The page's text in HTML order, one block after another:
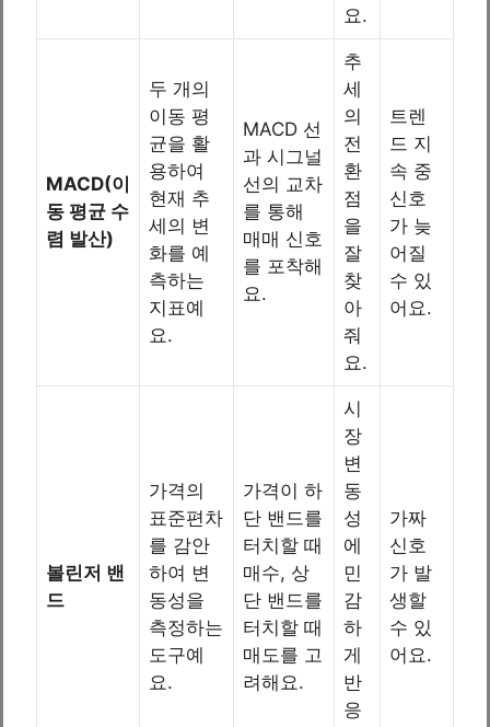
요.
MACD(이
동 평균 수
렴 발산)
두 개의
이동 평
균을 활
용하여
현재 추
세의 변
화를 예
측하는
지표예
요.
MACD 선
과 시그널
선의 교차
를 통해
매매 신호
를 포착해
요.
추
세
의
전
환
점
을
잘
찾
아
줘
요.
트렌
드 지
속 중
신호
가 늦
어질
수 있
어요.
볼린저 밴
드
가격의
표준편차
를 감안
하여 변
동성을
측정하는
도구예
요.
가격이 하
단 밴드를
터치할 때
매수, 상
단 밴드를
터치할 때
매도를 고
려해요.
시
장
변
동
성
에
민
감
하
게
반
응
가짜
신호
가 발
생할
수 있
어요.